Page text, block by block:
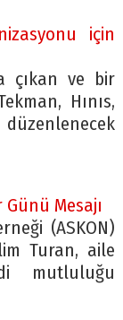
için
çıkan ve bir
Hınıs,
düzenlenecek
Mesajı
(ASKON)
Turan, aile
mutluluğu